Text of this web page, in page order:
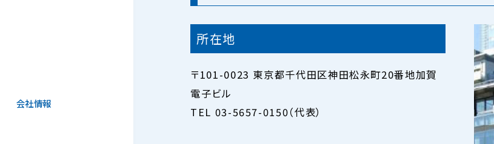
会社情報
所在地
〒101-0023 東京都千代田区神田松永町20番地加賀
電子ビル
TEL 03-5657-0150（代表）